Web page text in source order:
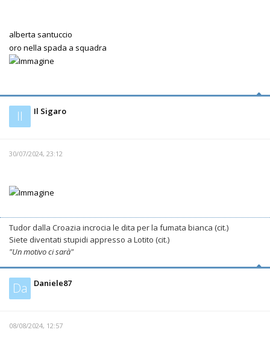
alberta santuccio
oro nella spada a squadra
Il Il Sigaro
30/07/2024, 23:12
Tudor dalla Croazia incrocia le dita per la fumata bianca (cit.)
Siete diventati stupidi appresso a Lotito (cit.)
"Un motivo ci sarà"
Da Daniele87
08/08/2024, 12:57